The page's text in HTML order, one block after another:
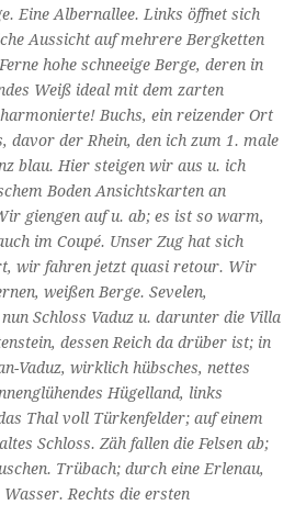
Eine Albernallee. Links öffnet sich
Aussicht auf mehrere Bergketten
hohe schneeige Berge, deren in
Weiß ideal mit dem zarten
Buchs, ein reizender Ort
davor der Rhein, den ich zum 1. male
blau. Hier steigen wir aus u. ich
Boden Ansichtskarten an
giengen auf u. ab; es ist so warm,
im Coupé. Unser Zug hat sich
wir fahren jetzt quasi retour. Wir
weißen Berge. Sevelen,
Schloss Vaduz u. darunter die Villa
dessen Reich da drüber ist; in
Vaduz, wirklich hübsches, nettes
Hügelland, links
Thal voll Türkenfelder; auf einem
Schloss. Zäh fallen die Felsen ab;
Trübach; durch eine Erlenau,
Rechts die ersten